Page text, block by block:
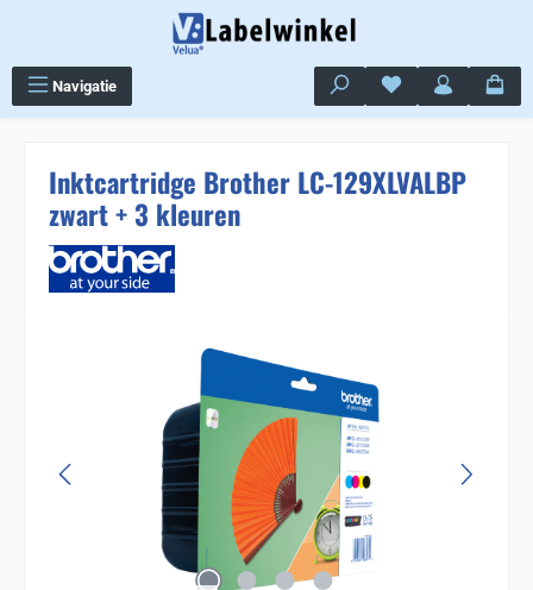
Navigatie Je hebt 0 items op
Inktcartridge Brother LC-129XLVALBP
zwart + 3 kleuren
Sla de afbeeldingengalerij over